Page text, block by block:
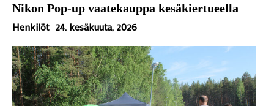
Nikon Pop-up vaatekauppa kesäkiertueella
Henkilöt 24. kesäkuuta, 2026